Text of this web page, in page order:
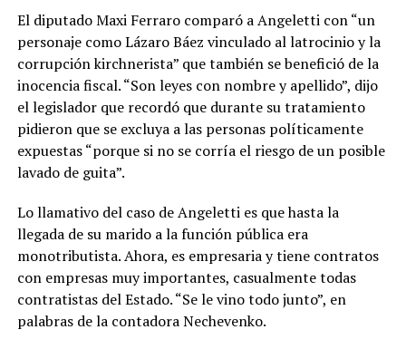
El diputado Maxi Ferraro comparó a Angeletti con “un
personaje como Lázaro Báez vinculado al latrocinio y la
corrupción kirchnerista” que también se benefició de la
inocencia fiscal. “Son leyes con nombre y apellido”, dijo
el legislador que recordó que durante su tratamiento
pidieron que se excluya a las personas políticamente
expuestas “porque si no se corría el riesgo de un posible
lavado de guita”.
Lo llamativo del caso de Angeletti es que hasta la
llegada de su marido a la función pública era
monotributista. Ahora, es empresaria y tiene contratos
con empresas muy importantes, casualmente todas
contratistas del Estado. “Se le vino todo junto”, en
palabras de la contadora Nechevenko.